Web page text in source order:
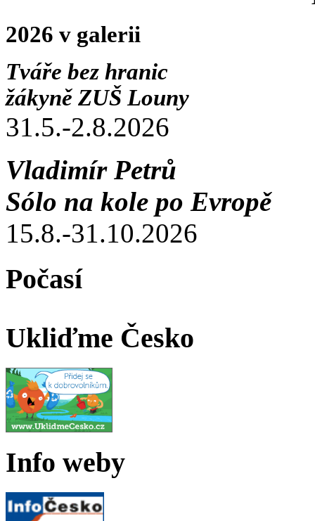
2026 v galerii
Tváře bez hranic
žákyně ZUŠ Louny
31.5.-2.8.2026
Vladimír Petrů
Sólo na kole po Evropě
15.8.-31.10.2026
Počasí
Ukliďme Česko
Info weby